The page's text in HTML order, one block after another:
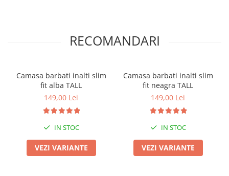
RECOMANDARI
Camasa barbati inalti slim
fit alba TALL
149,00 Lei
IN STOC
VEZI VARIANTE
Camasa barbati inalti slim
fit neagra TALL
149,00 Lei
IN STOC
VEZI VARIANTE